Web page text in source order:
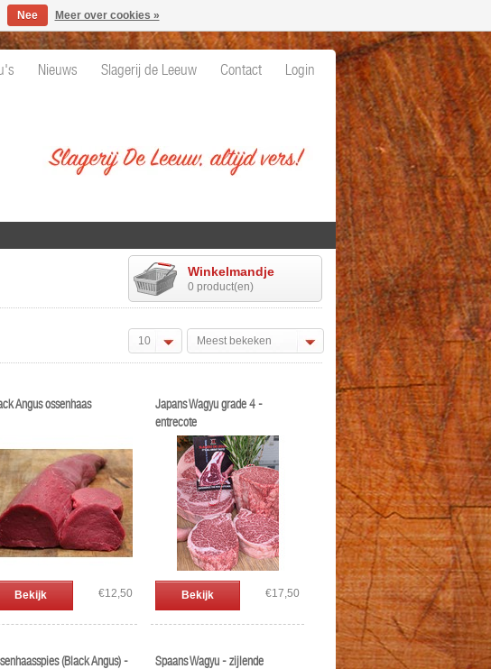
Nieuws Slagerij de Leeuw Contact Login
Winkelmandje
0 product(en)
10 Meest bekeken
Angus ossenhaas
Bekijk €12,50
Japans Wagyu grade 4 -
entrecote
Bekijk €17,50
(Black Angus) -
Spaans Wagyu - zijlende
Nee Meer over cookies »